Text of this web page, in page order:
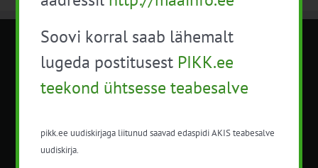
METK NÕUANDETEENISTUS
Nõuandeteenistuse nimetuse alt
nõustamisteenuseid.
Soovi korral saab lähemalt
lugeda postitusest PIKK.ee
teekond ühtsesse teabesalve
pikk.ee uudiskirjaga liitunud saavad edaspidi AKIS teabesalve
uudiskirja.